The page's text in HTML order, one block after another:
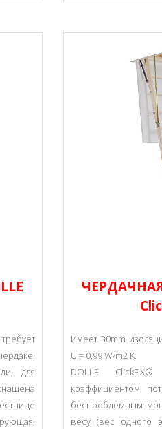
для
Имеет 30mm
U = 0,99 W/m2 K.
DOLLE
коэффициентом
беспроблемным
весу (вес одного